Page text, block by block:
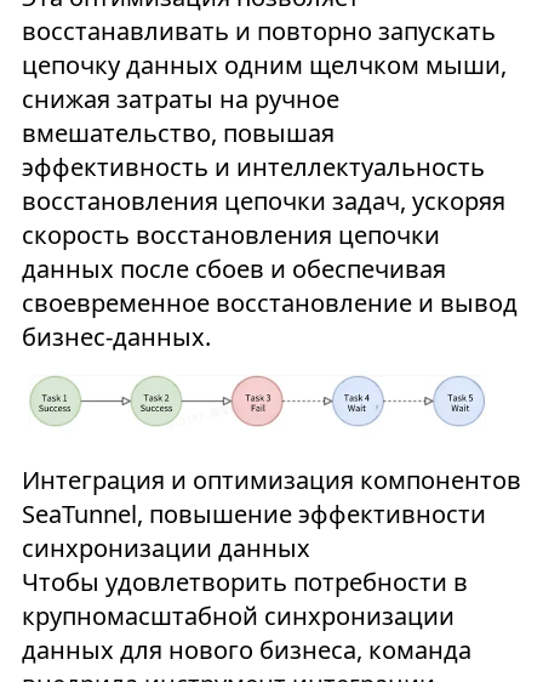
восстанавливать и повторно запускать
цепочку данных одним щелчком мыши,
снижая затраты на ручное
вмешательство, повышая
эффективность и интеллектуальность
восстановления цепочки задач, ускоряя
скорость восстановления цепочки
данных после сбоев и обеспечивая
своевременное восстановление и вывод
бизнес-данных.
Интеграция и оптимизация компонентов
SeaTunnel, повышение эффективности
синхронизации данных
Чтобы удовлетворить потребности в
крупномасштабной синхронизации
данных для нового бизнеса, команда